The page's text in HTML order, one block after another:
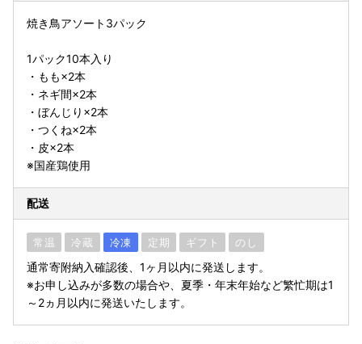
焼き鳥アソート3パック
1パック10本入り
・もも×2本
・ネギ間×2本
・ぼんじり×2本
・つくね×2本
・皮×2本
※国産鶏使用
配送
常温 冷蔵 冷凍 定期 ギフト のし
通常寄附納入確認後、1ヶ月以内に発送します。
※お申し込みが多数の場合や、夏季・年末年始など繁忙期は1
～2ヵ月以内に発送いたします。